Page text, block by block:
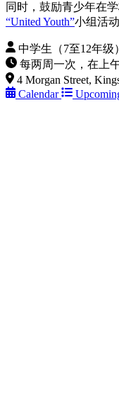
同时，鼓励青少年在
“United Youth”小组活动
中学生（7至12年级）
每两周一次，在上
4 Morgan Street,
Calendar